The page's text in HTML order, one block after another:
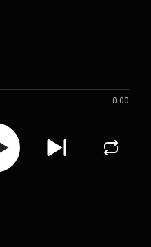
0:00